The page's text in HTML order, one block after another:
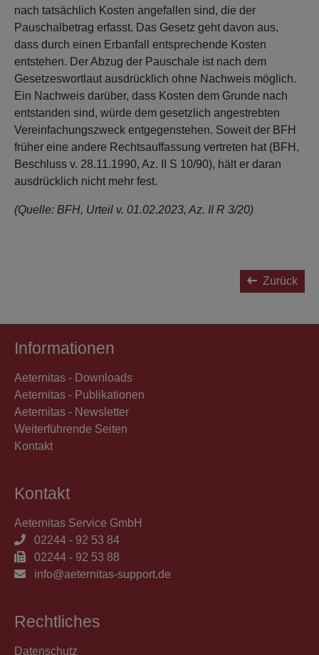
nach tatsächlich Kosten angefallen sind, die der
Pauschalbetrag erfasst. Das Gesetz geht davon aus,
dass durch einen Erbanfall entsprechende Kosten
entstehen. Der Abzug der Pauschale ist nach dem
Gesetzeswortlaut ausdrücklich ohne Nachweis möglich.
Ein Nachweis darüber, dass Kosten dem Grunde nach
entstanden sind, würde dem gesetzlich angestrebten
Vereinfachungszweck entgegenstehen. Soweit der BFH
früher eine andere Rechtsauffassung vertreten hat (BFH,
Beschluss v. 28.11.1990, Az. II S 10/90), hält er daran
ausdrücklich nicht mehr fest.
(Quelle: BFH, Urteil v. 01.02.2023, Az. II R 3/20)
Zurück
Informationen
Aeternitas - Downloads
Aeternitas - Publikationen
Aeternitas - Newsletter
Weiterführende Seiten
Kontakt
Kontakt
Aeternitas Service GmbH
02244 - 92 53 84
02244 - 92 53 88
info@aeternitas-support.de
Rechtliches
Datenschutz